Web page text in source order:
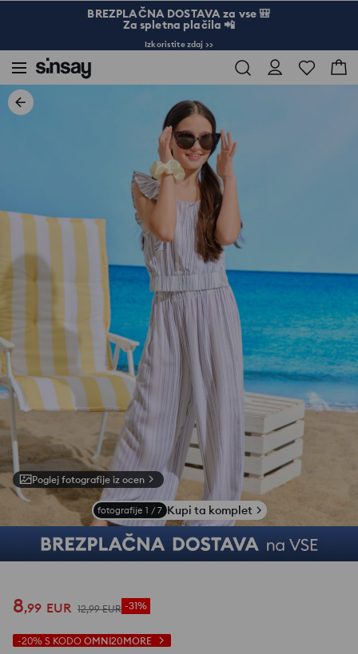
BREZPLAČNA DOSTAVA za vse 🎒
Za spletna plačila 📲
Izkoristite zdaj >>
Poglej fotografije iz ocen
fotografije 1 / 7 Kupi ta komplet
8,99 EUR 12,99 EUR -31%
-20% S KODO OMNI20MORE